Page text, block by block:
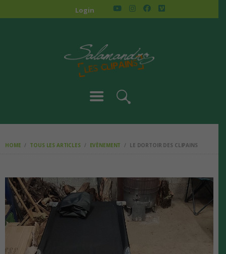
Login
HOME TOUS LES ARTICLES EVÈNEMENT LE DORTOIR DES CLIPAINS
ACCUEIL
PROJETS
ACTUS
CONTACT
ADHÉSION